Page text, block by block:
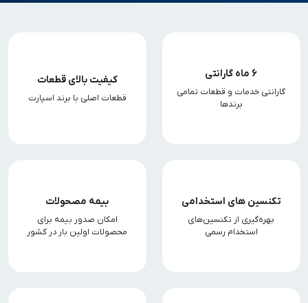
6 ماه گارانتی
گارانتی خدمات و قطعات تمامی
برندها
کیفیت بالای قطعات
قطعات اصلی با برند اسپارت
تکنسین های استخدامی
بهره‌گیری از تکنسین‌های
استخدام رسمی
بیمه مصحولات
امکان صدور بیمه برای
محصولات اولین بار در کشور